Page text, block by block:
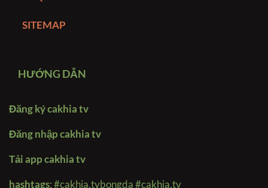
SITEMAP
HƯỚNG DẪN
Đăng ký cakhia tv
Đăng nhập cakhia tv
Tải app cakhia tv
hashtags:#cakhia.tvbongda #cakhia.tv